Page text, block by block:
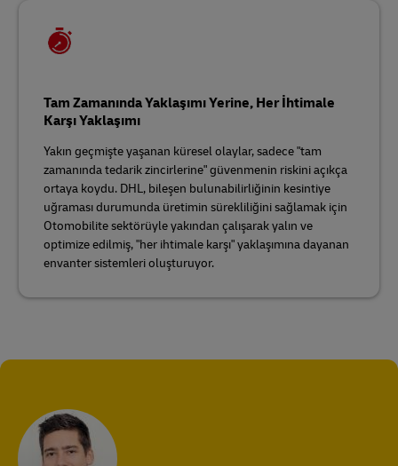
Tam Zamanında Yaklaşımı Yerine, Her İhtimale
Karşı Yaklaşımı
Yakın geçmişte yaşanan küresel olaylar, sadece "tam
zamanında tedarik zincirlerine" güvenmenin riskini açıkça
ortaya koydu. DHL, bileşen bulunabilirliğinin kesintiye
uğraması durumunda üretimin sürekliliğini sağlamak için
Otomobilite sektörüyle yakından çalışarak yalın ve
optimize edilmiş, "her ihtimale karşı" yaklaşımına dayanan
envanter sistemleri oluşturuyor.